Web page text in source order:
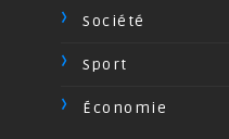
Société
Sport
Économie